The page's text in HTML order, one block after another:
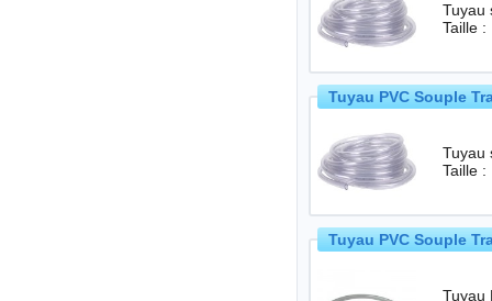
Tuyau
Taille
Tuyau PVC Souple
Tuyau
Taille
Tuyau PVC Souple
Tuyau